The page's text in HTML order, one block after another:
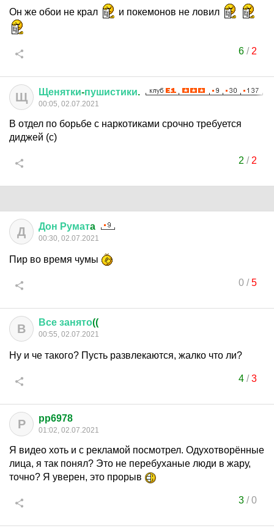
Он же обои не крал и покемонов не ловил
6/ 2
Щ Щенятки-пушистики.
00:05, 02.07.2021
В отдел по борьбе с наркотиками срочно требуется
диджей (с)
2 / 2
Д Дон Руматa
00:30, 02.07.2021
Пир во время чумы
0/5
В Все занято((
00:55, 02.07.2021
Ну и че такого? Пусть развлекаются, жалко что ли?
4/3
P pp6978
01:02, 02.07.2021
Я видео хоть и с рекламой посмотрел. Одухотворённые
лица, я так понял? Это не перебуханые люди в жару,
точно? Я уверен, это прорыв
3/0